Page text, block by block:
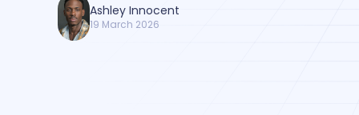
Ashley Innocent
19 March 2026